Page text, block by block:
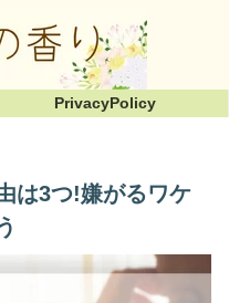
PrivacyPolicy
は3つ!嫌がるワケ